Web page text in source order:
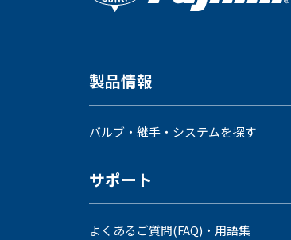
製品情報
バルブ・継手・システムを探す
サポート
よくあるご質問(FAQ)・用語集